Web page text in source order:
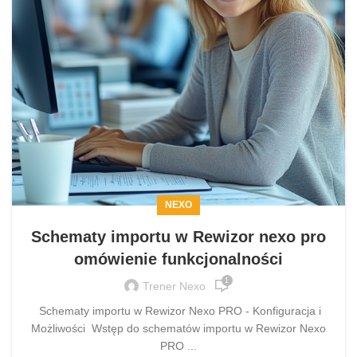
NEXO
Schematy importu w Rewizor nexo pro
omówienie funkcjonalności
Trener Nexo 1
Schematy importu w Rewizor Nexo PRO - Konfiguracja i
Możliwości Wstęp do schematów importu w Rewizor Nexo
PRO ...